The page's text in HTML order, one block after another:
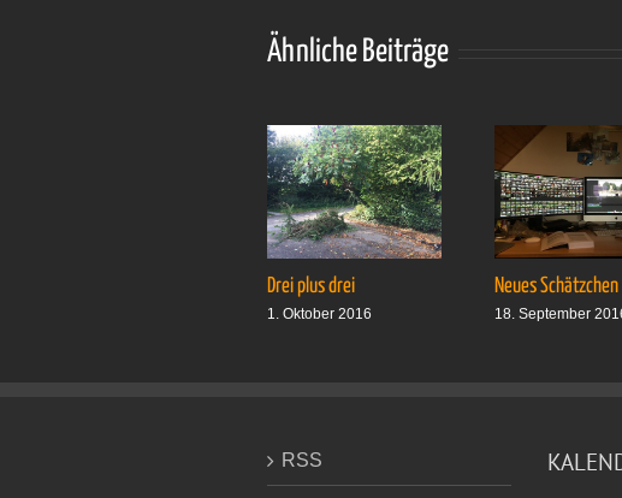
Ähnliche Beiträge
Drei plus drei
1. Oktober 2016
Neues Schätzchen
18. September
RSS